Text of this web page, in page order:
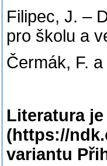
Filipec, J. –
pro školu a
Čermák, F.
Literatura
(https://
variantu